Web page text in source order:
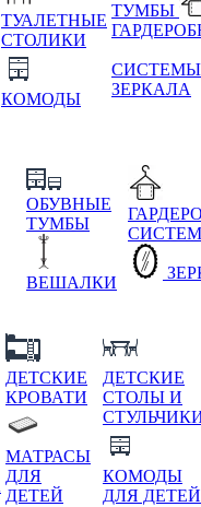
ТУАЛЕТНЫЕ
СТОЛИКИ
КОМОДЫ
ТУМБЫ
СИСТЕМЫ
ЗЕРКАЛА
ОБУВНЫЕ
ТУМБЫ
ВЕШАЛКИ
ДЕТСКИЕ
КРОВАТИ
МАТРАСЫ
ДЛЯ
ДЕТЕЙ
ДЕТСКИЕ
СТОЛЫ И
КОМОДЫ
ДЛЯ ДЕТЕЙ